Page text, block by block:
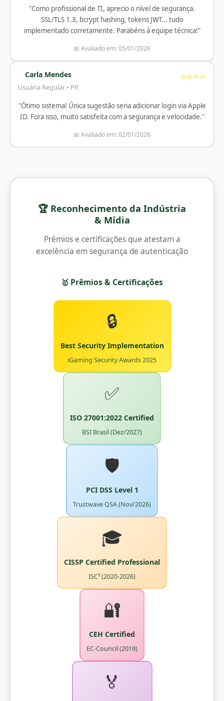
"Como profissional de TI, aprecio o nível de segurança.
SSL/TLS 1.3, bcrypt hashing, tokens JWT... tudo
implementado corretamente. Parabéns à equipe técnica!"
📅 Avaliado em: 05/01/2026
Carla Mendes
Usuária Regular • PR
⭐⭐⭐⭐
"Ótimo sistema! Única sugestão seria adicionar login via Apple
ID. Fora isso, muito satisfeita com a segurança e velocidade."
📅 Avaliado em: 02/01/2026
🏆 Reconhecimento da Indústria
& Mídia
Prêmios e certificações que atestam a
excelência em segurança de autenticação
🥇 Prêmios & Certificações
🔒
Best Security Implementation
iGaming Security Awards 2025
✅
ISO 27001:2022 Certified
BSI Brasil (Dez/2027)
🛡️
PCI DSS Level 1
Trustwave QSA (Nov/2026)
🎓
CISSP Certified Professional
ISC² (2020-2026)
🔐
CEH Certified
EC-Council (2019)
🏅